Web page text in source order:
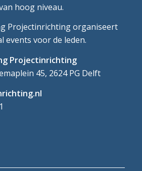
hoog niveau.
Projectinrichting organiseert
events voor de leden.
Projectinrichting
45, 2624 PG Delft